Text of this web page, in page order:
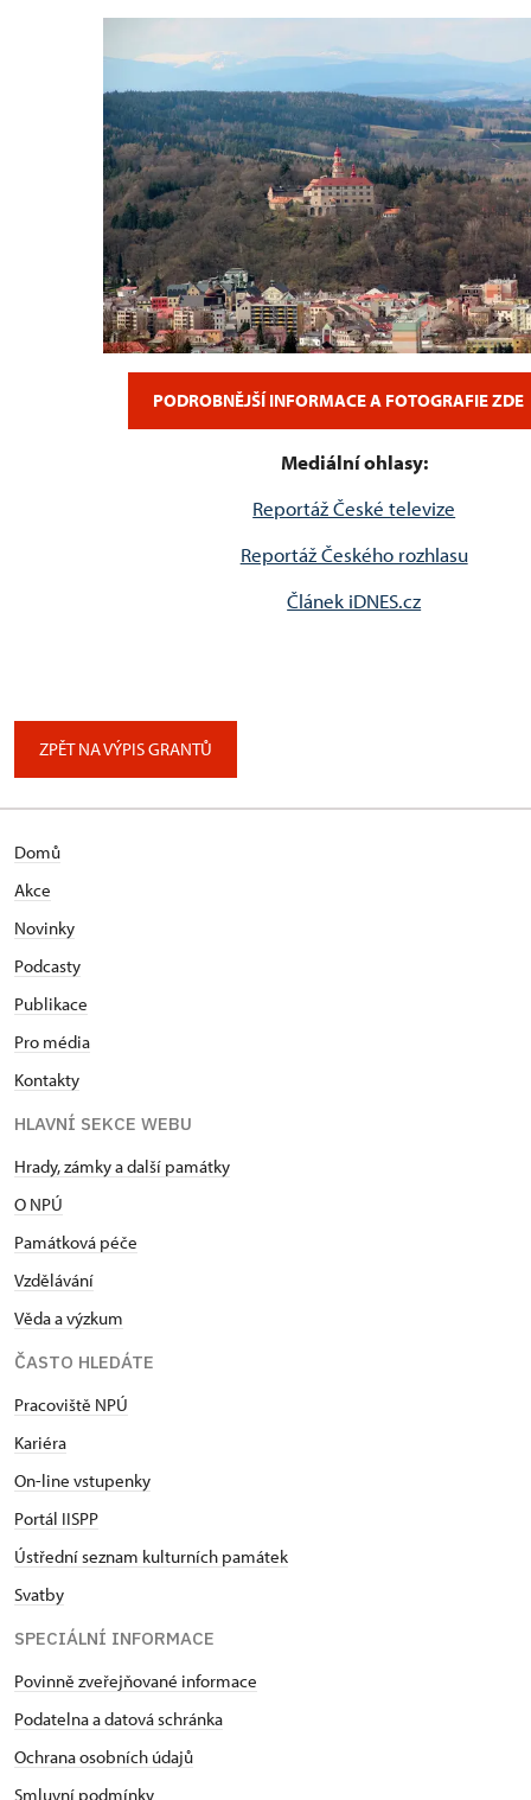
PODROBNĚJŠÍ INFORMACE A FOTOGRAFIE ZDE
Mediální ohlasy:
Reportáž České televize
Reportáž Českého rozhlasu
Článek iDNES.cz
ZPĚT NA VÝPIS GRANTŮ
Domů
Akce
Novinky
Podcasty
Publikace
Pro média
Kontakty
HLAVNÍ SEKCE WEBU
Hrady, zámky a další památky
O NPÚ
Památková péče
Vzdělávání
Věda a výzkum
ČASTO HLEDÁTE
Pracoviště NPÚ
Kariéra
On-line vstupenky
Portál IISPP
Ústřední seznam kulturních památek
Svatby
SPECIÁLNÍ INFORMACE
Povinně zveřejňované informace
Podatelna a datová schránka
Ochrana osobních údajů
Smluvní podmínky